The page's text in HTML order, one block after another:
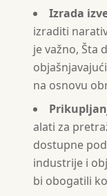
Izrada
izraditi
je važno, Šta
na osnovu
alati za
dostupne
industrije i
bi obogatili